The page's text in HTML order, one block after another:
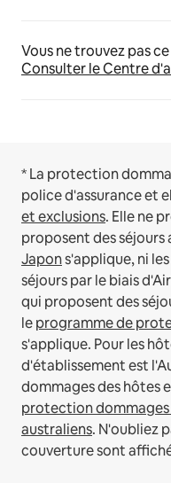
Vous ne trouvez pas
Consulter le Centre
* La protection
police d'assurance et
et exclusions. Elle ne
proposent des séjours
Japons'applique, ni
séjours par le biais
qui proposent des
leprogramme de
s'applique. Pour les
d'établissement est
dommages des hôtes
protection dommages
australiens. N'oubliez
couverture sont